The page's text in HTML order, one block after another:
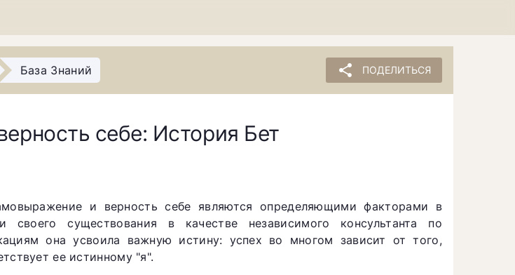
База Знаний share ПОДЕЛИТЬСЯ
себе: История Бет
и верность себе являются определяющими факторами в
своего существования в качестве независимого консультанта по
она усвоила важную истину: успех во многом зависит от того,
ее истинному "я".